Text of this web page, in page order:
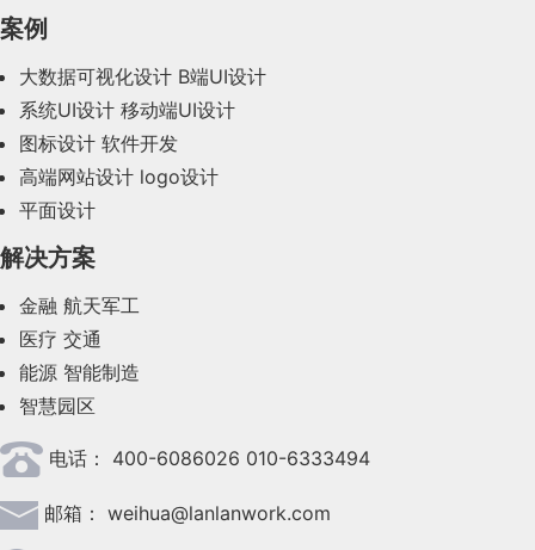
2023年10月(14)
2023年8月(88)
2023年7月(62)
2023年6月(58)
2023年5月(28)
2023年4月(47)
2023年3月(37)
2023年2月(90)
案例
大数据可视化设计 B端UI设计
系统UI设计 移动端UI设计
图标设计 软件开发
高端网站设计 logo设计
平面设计
解决方案
金融 航天军工
医疗 交通
能源 智能制造
智慧园区
电话： 400-6086026 010-6333494
邮箱： weihua@lanlanwork.com